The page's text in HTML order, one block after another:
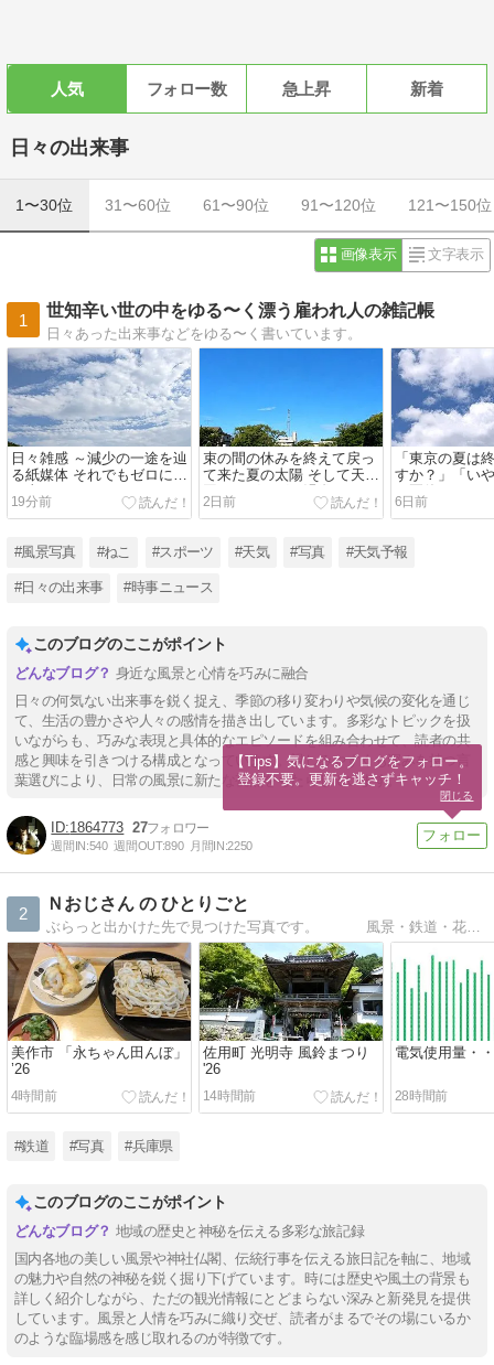
人気 フォロー数 急上昇 新着
日々の出来事
1〜30位 31〜60位 61〜90位 91〜120位 121〜150位
画像表示 文字表示
1
世知辛い世の中をゆる〜く漂う雇われ人の雑記帳
日々あった出来事などをゆる〜く書いています。
日々雑感 ～減少の一途を辿
る紙媒体 それでもゼロにな
る事はない？～
19分前
束の間の休みを終えて戻っ
て来た夏の太陽 そして天気
図にはグルグル渦巻がひと
つふたつ・・・
2日前
「東京の夏は
すか？」「い
と夏休みを下
く夏の太陽
6日前
#風景写真 #ねこ #スポーツ #天気 #写真 #天気予報
#日々の出来事 #時事ニュース
このブログのここがポイント
身近な風景と心情を巧みに融合
日々の何気ない出来事を鋭く捉え、季節の移り変わりや気候の変化を通じ
て、生活の豊かさや人々の感情を描き出しています。多彩なトピックを扱
いながらも、巧みな表現と具体的なエピソードを組み合わせて、読者の共
感と興味を引きつける構成となっています。親しみやすくも深みを持つ言
葉選びにより、日常の風景に新たな視点をもたらしています。
1864773 27
週間IN:540 週間OUT:890 月間IN:2250
2
Ｎおじさん の ひとりごと
ぶらっと出かけた先で見つけた写真です。 風景・鉄道・花・空・イベント・・・
美作市 「永ちゃん田んぼ」
’26
4時間前
佐用町 光明寺 風鈴まつり
'26
14時間前
電気使用量・
28時間前
#鉄道 #写真 #兵庫県
このブログのここがポイント
地域の歴史と神秘を伝える多彩な旅記録
国内各地の美しい風景や神社仏閣、伝統行事を伝える旅日記を軸に、地域
の魅力や自然の神秘を鋭く掘り下げています。時には歴史や風土の背景も
詳しく紹介しながら、ただの観光情報にとどまらない深みと新発見を提供
しています。風景と人情を巧みに織り交ぜ、読者がまるでその場にいるか
のような臨場感を感じ取れるのが特徴です。
【Tips】気になるブログをフォロー。
登録不要。更新を逃さずキャッチ！
閉じる